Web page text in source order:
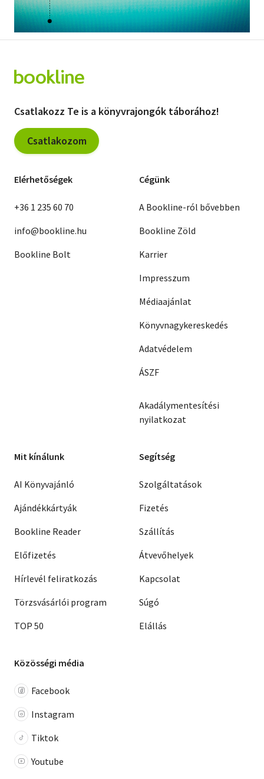
Csatlakozz Te is a könyvrajongók táborához!
Csatlakozom
Elérhetőségek
+36 1 235 60 70
info@bookline.hu
Bookline Bolt
Cégünk
A Bookline-ról bővebben
Bookline Zöld
Karrier
Impresszum
Médiaajánlat
Könyvnagykereskedés
Adatvédelem
ÁSZF
Akadálymentesítési
nyilatkozat
Mit kínálunk
AI Könyvajánló
Ajándékkártyák
Bookline Reader
Előfizetés
Hírlevél feliratkozás
Törzsvásárlói program
TOP 50
Segítség
Szolgáltatások
Fizetés
Szállítás
Átvevőhelyek
Kapcsolat
Súgó
Elállás
Közösségi média
Facebook
Instagram
Tiktok
Youtube